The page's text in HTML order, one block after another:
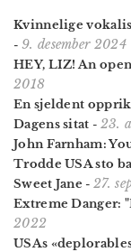
Kvinnelige
- 9. desember 2024
HEY, LIZ! An
2018
En sjeldent
Dagens sitat - 23.
John Farnham:
Trodde USA sto
Sweet Jane - 27.
Extreme Danger:
2022
USAs